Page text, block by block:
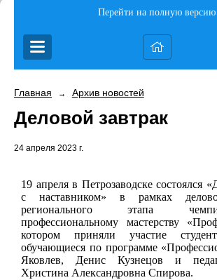
Перейти на полную версию
Главная → Архив новостей
Деловой завтрак
24 апреля 2023 г.
19 апреля в Петрозаводске состоялся
с наставником» в рамках
регионального этапа
профессиональному мастерству
котором приняли участие
обучающиеся по программе
Яковлев, Денис Кузнецов и
Христина Александровна Спирова.